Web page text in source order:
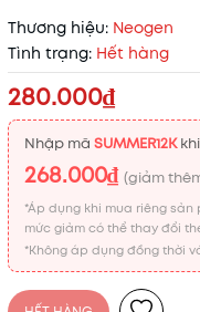
Thương hiệu: Neogen
Tình trạng: Hết hàng
280.000₫
Nhập mã SUMMER12K
268.000₫ (giảm
*Áp dụng khi mua riêng
mức giảm có thể thay đổi
*Không áp dụng đồng thời